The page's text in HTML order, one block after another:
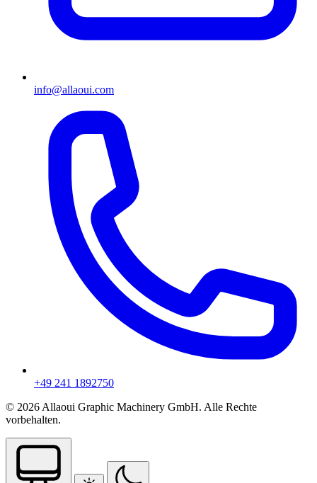
info@allaoui.com
+49 241 1892750
© 2026 Allaoui Graphic Machinery GmbH. Alle Rechte
vorbehalten.